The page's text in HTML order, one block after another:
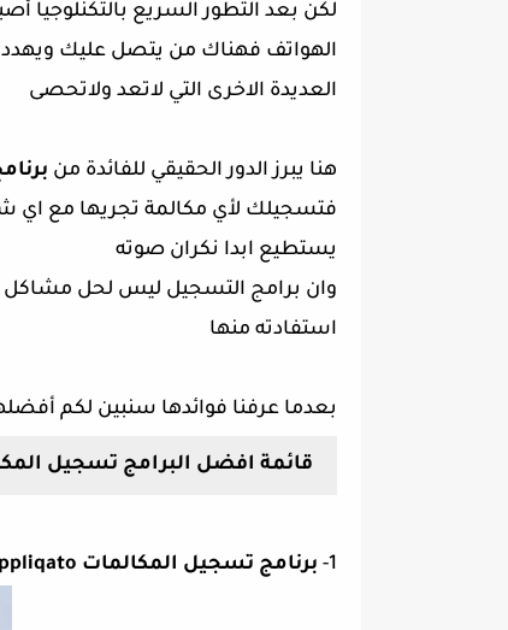
لكن بعد التطور السريع
الهواتف فهناك من يتصل عليك
العديدة الاخرى التي لاتعد ولاتحصى
هنا يبرز الدور الحقيقي للفائدة من
فتسجيلك لأي مكالمة تجريها مع اي
يستطيع ابدا نكران صوته
وان برامج التسجيل ليس لحل مشاكل
استفادته منها
بعدما عرفنا فوائدها سنبين لكم
قائمة افضل البرامج تسجيل
1- برنامج تسجيل المكالمات appliqato